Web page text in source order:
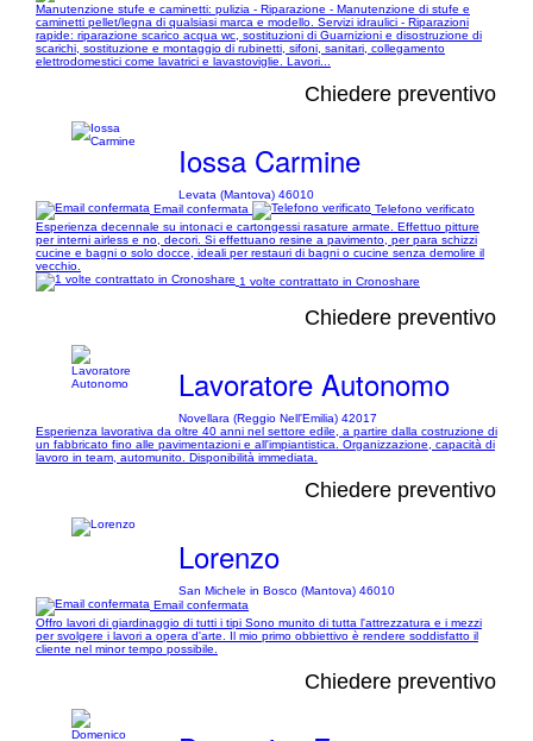
Manutenzione stufe e caminetti: pulizia - Riparazione - Manutenzione di stufe e
caminetti pellet/legna di qualsiasi marca e modello. Servizi idraulici - Riparazioni
rapide: riparazione scarico acqua wc, sostituzioni di Guarnizioni e disostruzione di
scarichi, sostituzione e montaggio di rubinetti, sifoni, sanitari, collegamento
elettrodomestici come lavatrici e lavastoviglie. Lavori...
Chiedere preventivo
Iossa Carmine
Levata (Mantova) 46010
Email confermata
Telefono verificato
Esperienza decennale su intonaci e cartongessi rasature armate. Effettuo pitture
per interni airless e no, decori. Si effettuano resine a pavimento, per para schizzi
cucine e bagni o solo docce, ideali per restauri di bagni o cucine senza demolire il
vecchio.
1 volte contrattato in Cronoshare
Chiedere preventivo
Lavoratore Autonomo
Novellara (Reggio Nell'Emilia) 42017
Esperienza lavorativa da oltre 40 anni nel settore edile, a partire dalla costruzione di
un fabbricato fino alle pavimentazioni e all'impiantistica. Organizzazione, capacità di
lavoro in team, automunito. Disponibilità immediata.
Chiedere preventivo
Lorenzo
San Michele in Bosco (Mantova) 46010
Email confermata
Offro lavori di giardinaggio di tutti i tipi Sono munito di tutta l'attrezzatura e i mezzi
per svolgere i lavori a opera d'arte. Il mio primo obbiettivo è rendere soddisfatto il
cliente nel minor tempo possibile.
Chiedere preventivo